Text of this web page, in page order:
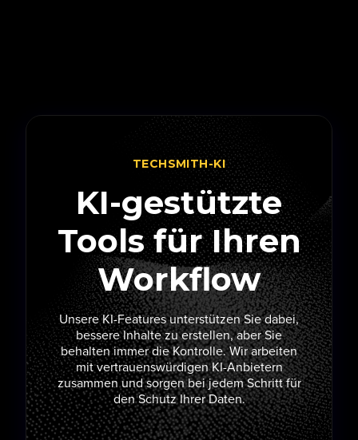
TECHSMITH-KI
KI-gestützte
Tools für Ihren
Workflow
Unsere KI-Features unterstützen Sie dabei,
bessere Inhalte zu erstellen, aber Sie
behalten immer die Kontrolle. Wir arbeiten
mit vertrauenswürdigen KI-Anbietern
zusammen und sorgen bei jedem Schritt für
den Schutz Ihrer Daten.